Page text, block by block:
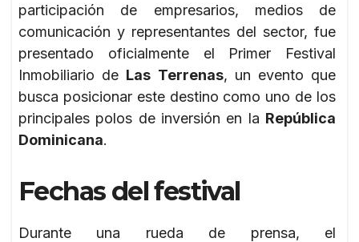
participación de empresarios, medios de
comunicación y representantes del sector, fue
presentado oficialmente el Primer Festival
Inmobiliario de Las Terrenas, un evento que
busca posicionar este destino como uno de los
principales polos de inversión en la República
Dominicana.
Fechas del festival
Durante una rueda de prensa, el